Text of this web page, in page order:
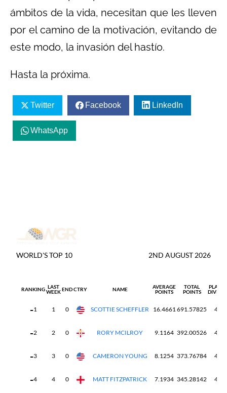
ámbitos de la vida, necesitan que les lleven
por el camino de la motivación, evitando de
este modo, la invasión del hastío.
Hasta la próxima.
Twitter Facebook LinkedIn
WhatsApp